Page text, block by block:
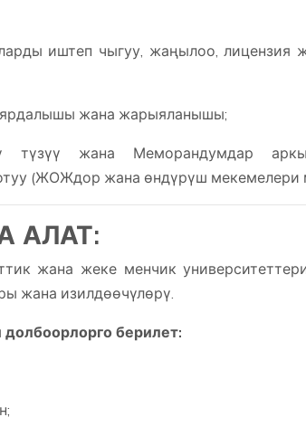
иштеп чыгуу, жаңылоо, лицензия
жана жарыяланышы;
түзүү жана Меморандумдар
(ЖОЖдор жана өндүрүш мекемелери
АЛАТ:
жана жеке менчик
жана изилдөөчүлөрү.
берилет: